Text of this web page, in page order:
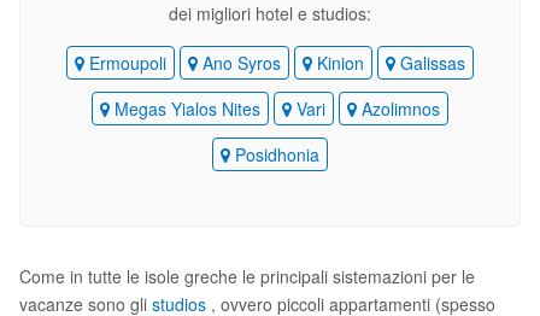
dei migliori hotel e studios:
Ermoupoli Ano Syros Kinion
Galissas
Megas Yialos Nites
Vari
Azolimnos
Posidhonia
Come in tutte le isole greche le principali sistemazioni per le
vacanze sono gli studios , ovvero piccoli appartamenti (spesso